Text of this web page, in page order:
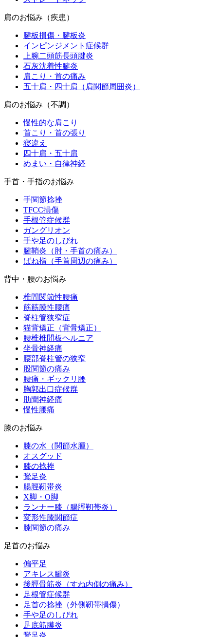
肩のお悩み（疾患）
腱板損傷・腱板炎
インピンジメント症候群
上腕二頭筋長頭腱炎
石灰沈着性腱炎
肩こり・首の痛み
五十肩・四十肩（肩関節周囲炎）
肩のお悩み（不調）
慢性的な肩こり
首こり・首の張り
寝違え
四十肩・五十肩
めまい・自律神経
手首・手指のお悩み
手関節捻挫
TFCC損傷
手根管症候群
ガングリオン
手や足のしびれ
腱鞘炎（肘・手首の痛み）
ばね指（手首周辺の痛み）
背中・腰のお悩み
椎間関節性腰痛
筋筋膜性腰痛
脊柱管狭窄症
猫背矯正（背骨矯正）
腰椎椎間板ヘルニア
坐骨神経痛
腰部脊柱管の狭窄
股関節の痛み
腰痛・ギックリ腰
胸郭出口症候群
肋間神経痛
慢性腰痛
膝のお悩み
膝の水（関節水腫）
オスグッド
膝の捻挫
鵞足炎
腸脛靭帯炎
X脚・O脚
ランナー膝（腸脛靭帯炎）
変形性膝関節症
膝関節の痛み
足首のお悩み
偏平足
アキレス腱炎
後脛骨筋炎（すね内側の痛み）
足根管症候群
足首の捻挫（外側靭帯損傷）
手や足のしびれ
足底筋膜炎
鵞足炎